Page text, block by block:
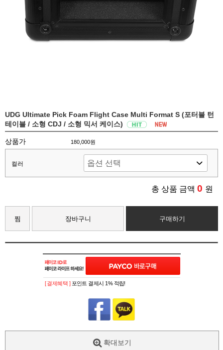
UDG Ultimate Pick Foam Flight Case Multi Format S (포터블 턴
테이블 / 소형 CDJ / 소형 믹서 케이스)
상품가 180,000원
컬러
총 상품 금액 0 원
찜 장바구니 구매하기
[ 결제혜택 ] 포인트 결제시 1% 적립!
확대보기